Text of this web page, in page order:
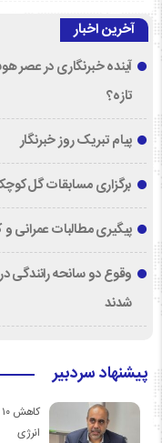
آخرین اخبار
آینده خبرنگاری در عصر
تازه؟
پیام تبریک روز خبرنگار
برگزاری مسابقات
پیگیری مطالبات عمرانی
شدند
پیشنهاد سردبیر
انرژی